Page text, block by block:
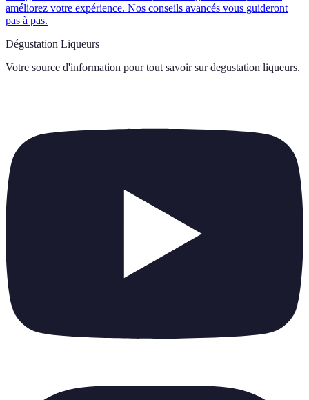
améliorez votre expérience. Nos conseils avancés vous guideront
pas à pas.
Dégustation Liqueurs
Votre source d'information pour tout savoir sur degustation liqueurs.